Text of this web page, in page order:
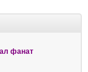
фанат